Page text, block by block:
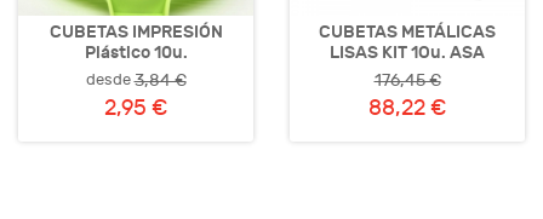
CUBETAS IMPRESIÓN
Plástico 10u.
desde3,84 €
2,95 €
CUBETAS METÁLICAS
LISAS KIT 1Ou. ASA
176,45 €
88,22 €